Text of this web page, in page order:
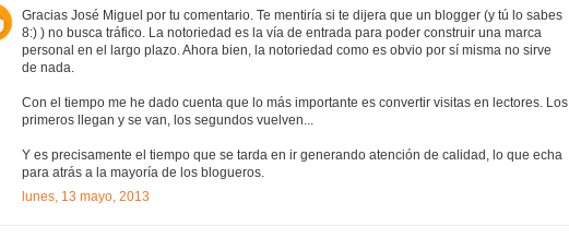
Gracias José Miguel por tu comentario. Te mentiría si te dijera que un blogger (y tú lo sabes
8:) ) no busca tráfico. La notoriedad es la vía de entrada para poder construir una marca
personal en el largo plazo. Ahora bien, la notoriedad como es obvio por sí misma no sirve
de nada.
Con el tiempo me he dado cuenta que lo más importante es convertir visitas en lectores. Los
primeros llegan y se van, los segundos vuelven...
Y es precisamente el tiempo que se tarda en ir generando atención de calidad, lo que echa
para atrás a la mayoría de los blogueros.
lunes, 13 mayo, 2013